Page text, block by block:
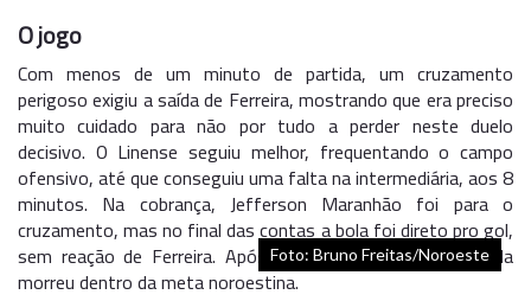
O jogo
Com menos de um minuto de partida, um cruzamento
perigoso exigiu a saída de Ferreira, mostrando que era preciso
muito cuidado para não por tudo a perder neste duelo
decisivo. O Linense seguiu melhor, frequentando o campo
ofensivo, até que conseguiu uma falta na intermediária, aos 8
minutos. Na cobrança, Jefferson Maranhão foi para o
cruzamento, mas no final das contas a bola foi direto pro gol,
sem reação de Ferreira. Após um toque no travessão, ela
morreu dentro da meta noroestina.
Foto: Bruno Freitas/Noroeste